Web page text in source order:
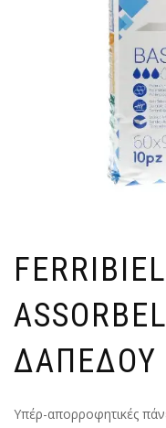
ΔΑΠΕΔΟΥ
Υπέρ-απορροφητικές